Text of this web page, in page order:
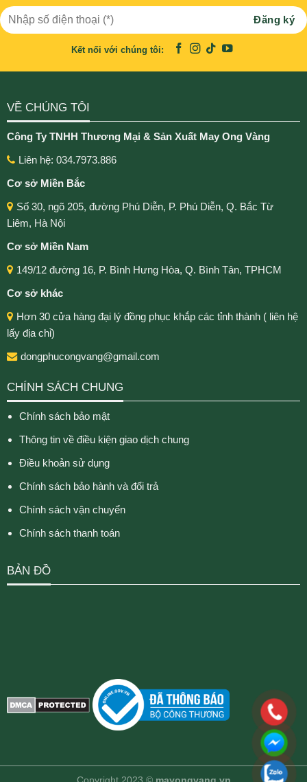
Kết nối với chúng tôi:
VỀ CHÚNG TÔI
Công Ty TNHH Thương Mại & Sản Xuất May Ong Vàng
Liên hệ: 034.7973.886
Cơ sở Miền Bắc
Số 30, ngõ 205, đường Phú Diễn, P. Phú Diễn, Q. Bắc Từ
Liêm, Hà Nội
Cơ sở Miền Nam
149/12 đường 16, P. Bình Hưng Hòa, Q. Bình Tân, TPHCM
Cơ sở khác
Hơn 30 cửa hàng đại lý đồng phục khắp các tỉnh thành ( liên hệ
lấy địa chỉ)
dongphucongvang@gmail.com
CHÍNH SÁCH CHUNG
Chính sách bảo mật
Thông tin về điều kiện giao dịch chung
Điều khoản sử dụng
Chính sách bảo hành và đổi trả
Chính sách vận chuyển
Chính sách thanh toán
BẢN ĐỒ